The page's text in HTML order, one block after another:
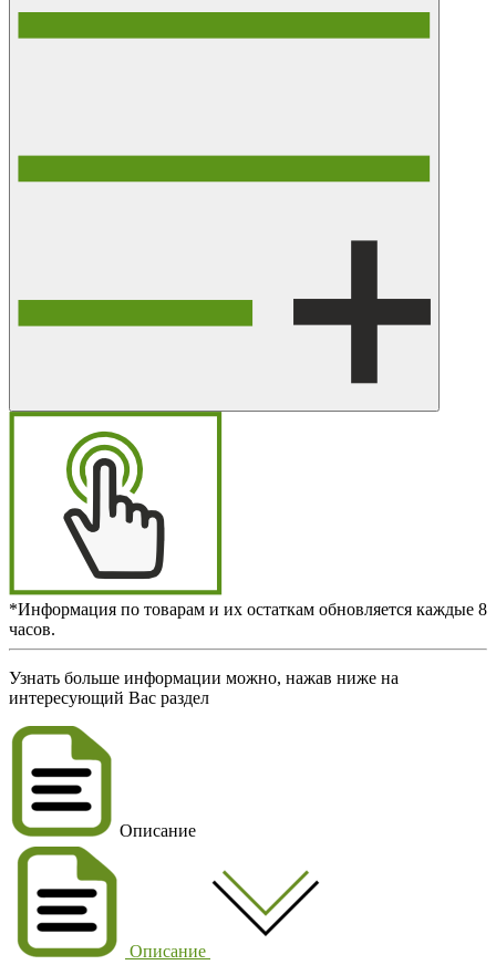
*Информация по товарам и их остаткам обновляется каждые 8
часов.
Узнать больше информации можно, нажав ниже на
интересующий Вас раздел
Описание
Описание